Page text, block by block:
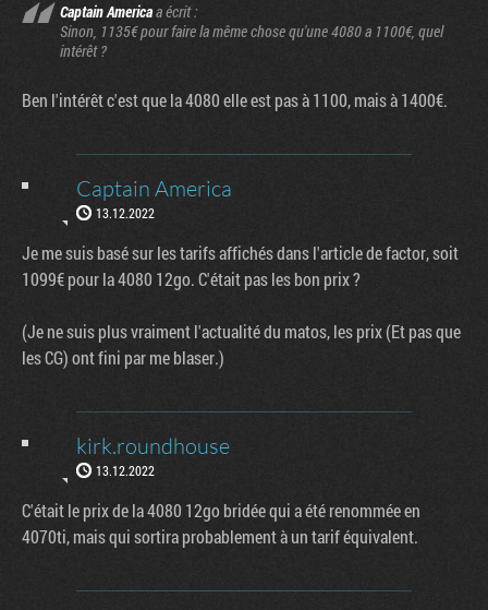
Captain Americaa écrit :
Sinon, 1135€ pour faire la même chose qu'une 4080 a 1100€, quel
intérêt ?
Ben l'intérêt c'est que la 4080 elle est pas à 1100, mais à 1400€.
Captain America
13.12.2022
Je me suis basé sur les tarifs affichés dans l'article de factor, soit
1099€ pour la 4080 12go. C'était pas les bon prix ?
(Je ne suis plus vraiment l'actualité du matos, les prix (Et pas que
les CG) ont fini par me blaser.)
kirk.roundhouse
13.12.2022
C'était le prix de la 4080 12go bridée qui a été renommée en
4070ti, mais qui sortira probablement à un tarif équivalent.